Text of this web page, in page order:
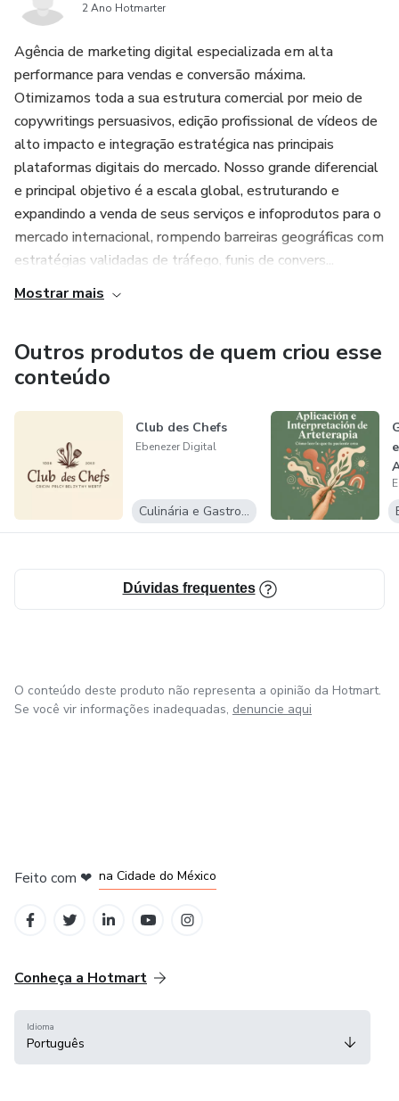
2 Ano Hotmarter
Agência de marketing digital especializada em alta
performance para vendas e conversão máxima.
Otimizamos toda a sua estrutura comercial por meio de
copywritings persuasivos, edição profissional de vídeos de
alto impacto e integração estratégica nas principais
plataformas digitais do mercado. Nosso grande diferencial
e principal objetivo é a escala global, estruturando e
expandindo a venda de seus serviços e infoprodutos para o
mercado internacional, rompendo barreiras geográficas com
estratégias validadas de tráfego, funis de convers...
Mostrar mais
Outros produtos de quem criou esse
conteúdo
Club des Chefs
Ebenezer Digital
Culinária e Gastronomia
Dúvidas frequentes
O conteúdo deste produto não representa a opinião da Hotmart.
Se você vir informações inadequadas, denuncie aqui
Feito com ❤ na Cidade do México
Conheça a Hotmart
Idioma
Português